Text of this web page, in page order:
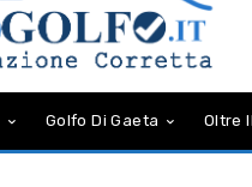
Golfo Di Gaeta Oltre